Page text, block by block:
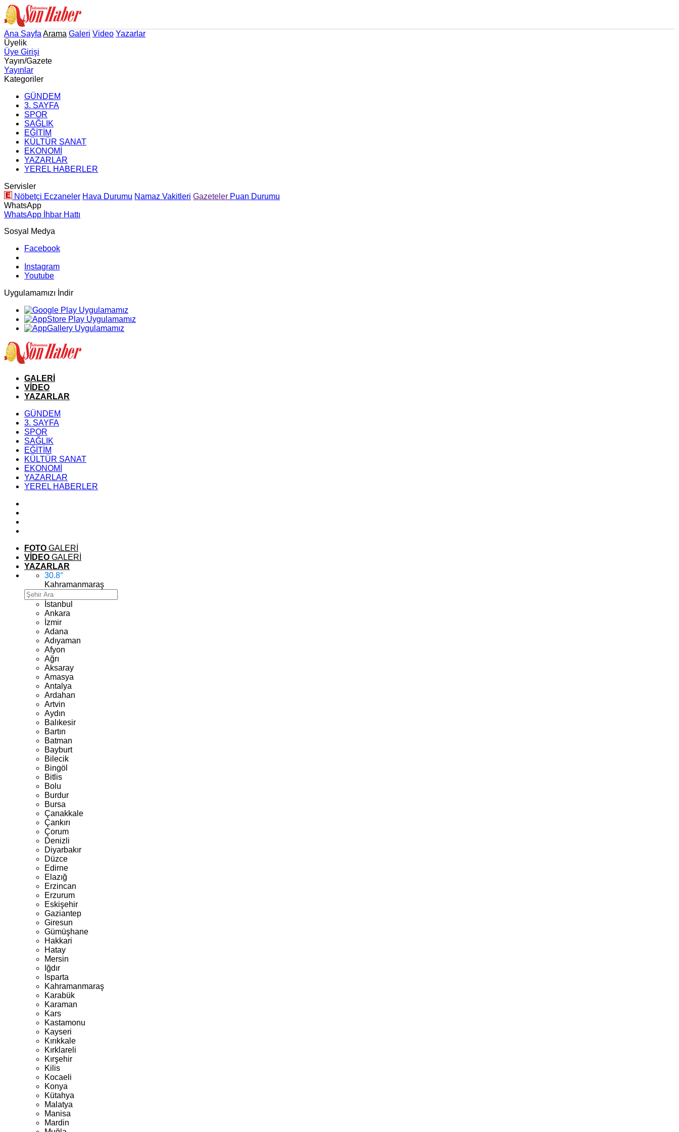
Ana Sayfa Arama Galeri Video Yazarlar
Üyelik
Üye Girişi
Yayın/Gazete
Yayınlar
Kategoriler
GÜNDEM
3. SAYFA
SPOR
SAĞLIK
EĞİTİM
KÜLTÜR SANAT
EKONOMİ
YAZARLAR
YEREL HABERLER
Servisler
Nöbetçi Eczaneler Hava Durumu Namaz Vakitleri Gazeteler Puan Durumu
WhatsApp
WhatsApp İhbar Hattı
Sosyal Medya
Facebook
Instagram
Youtube
Uygulamamızı İndir
GALERİ
VİDEO
YAZARLAR
GÜNDEM
3. SAYFA
SPOR
SAĞLIK
EĞİTİM
KÜLTÜR SANAT
EKONOMİ
YAZARLAR
YEREL HABERLER
FOTO GALERİ
VİDEO GALERİ
YAZARLAR
30.8°
Kahramanmaraş
İstanbul
Ankara
İzmir
Adana
Adıyaman
Afyon
Ağrı
Aksaray
Amasya
Antalya
Ardahan
Artvin
Aydın
Balıkesir
Bartın
Batman
Bayburt
Bilecik
Bingöl
Bitlis
Bolu
Burdur
Bursa
Çanakkale
Çankırı
Çorum
Denizli
Diyarbakır
Düzce
Edirne
Elazığ
Erzincan
Erzurum
Eskişehir
Gaziantep
Giresun
Gümüşhane
Hakkari
Hatay
Mersin
Iğdır
Isparta
Kahramanmaraş
Karabük
Karaman
Kars
Kastamonu
Kayseri
Kırıkkale
Kırklareli
Kırşehir
Kilis
Kocaeli
Konya
Kütahya
Malatya
Manisa
Mardin